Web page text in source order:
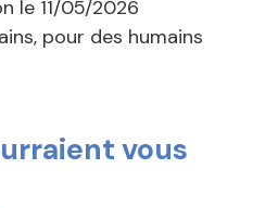
le 11/05/2026
pour des humains
vous